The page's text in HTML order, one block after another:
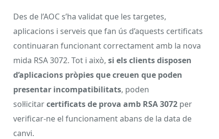
Des de l’AOC s’ha validat que les targetes,
aplicacions i serveis que fan ús d’aquests certificats
continuaran funcionant correctament amb la nova
mida RSA 3072. Tot i això, si els clients disposen
d’aplicacions pròpies que creuen que poden
presentar incompatibilitats, poden
sol·licitarcertificats de prova amb RSA 3072 per
verificar-ne el funcionament abans de la data de
canvi.